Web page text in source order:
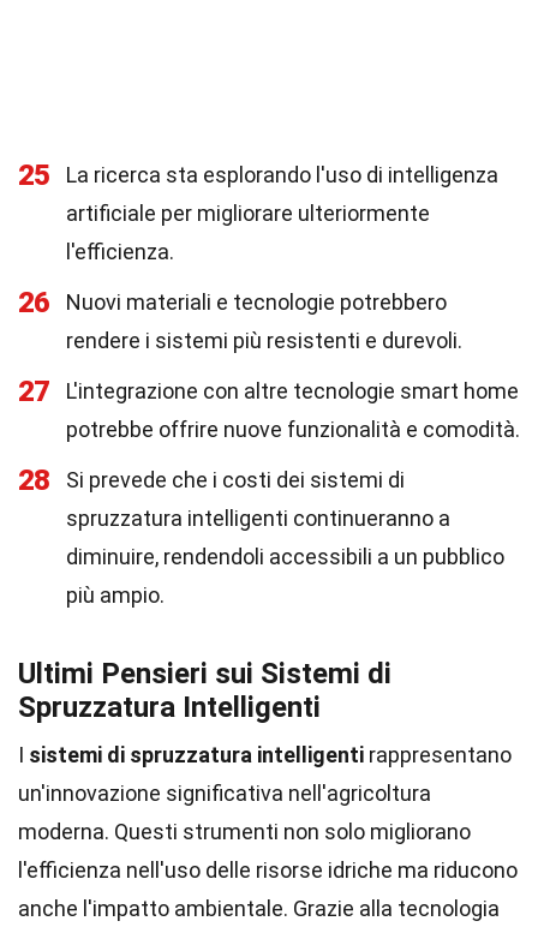
25
La ricerca sta esplorando l'uso di intelligenza
artificiale per migliorare ulteriormente
l'efficienza.
26
Nuovi materiali e tecnologie potrebbero
rendere i sistemi più resistenti e durevoli.
27
L'integrazione con altre tecnologie smart home
potrebbe offrire nuove funzionalità e comodità.
28
Si prevede che i costi dei sistemi di
spruzzatura intelligenti continueranno a
diminuire, rendendoli accessibili a un pubblico
più ampio.
Ultimi Pensieri sui Sistemi di
Spruzzatura Intelligenti
I sistemi di spruzzatura intelligenti rappresentano
un'innovazione significativa nell'agricoltura
moderna. Questi strumenti non solo migliorano
l'efficienza nell'uso delle risorse idriche ma riducono
anche l'impatto ambientale. Grazie alla tecnologia